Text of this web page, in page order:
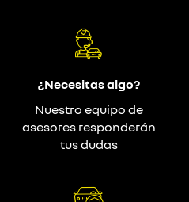
¿Necesitas algo?
Nuestro equipo de
asesores responderán
tus dudas